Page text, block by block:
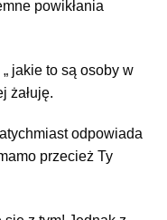
powikłania
jakie to są osoby w
żałuję.
odpowiada
przecież Ty